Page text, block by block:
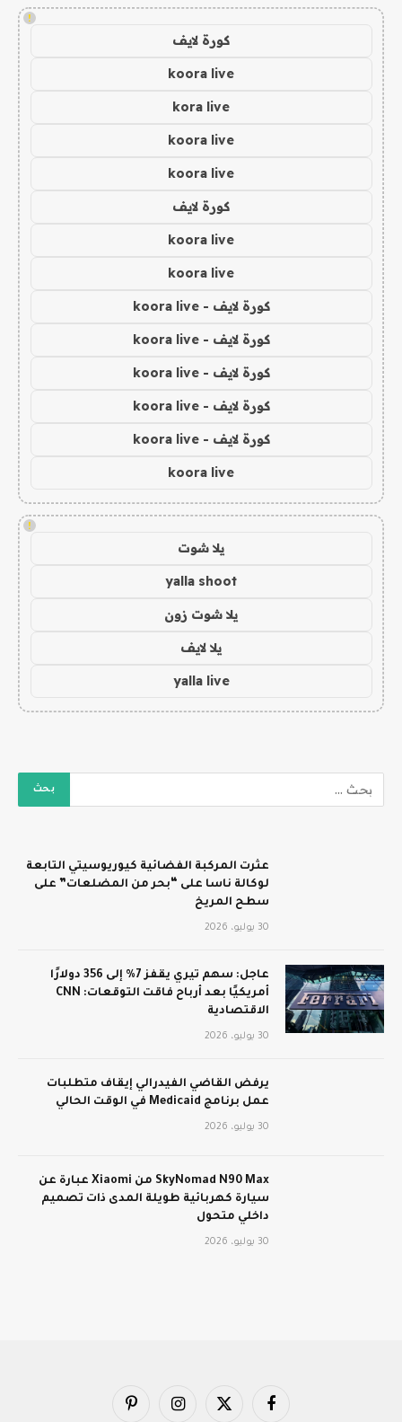
!
كورة لايف
koora live
kora live
koora live
koora live
كورة لايف
koora live
koora live
كورة لايف - koora live
كورة لايف - koora live
كورة لايف - koora live
كورة لايف - koora live
كورة لايف - koora live
koora live
!
يلا شوت
yalla shoot
يلا شوت زون
يلا لايف
yalla live
عثرت المركبة الفضائية كيوريوسيتي التابعة
لوكالة ناسا على “بحر من المضلعات” على
سطح المريخ
30 يوليو، 2026
عاجل: سهم تيري يقفز 7% إلى 356 دولارًا
أمريكيًا بعد أرباح فاقت التوقعات: CNN
الاقتصادية
30 يوليو، 2026
يرفض القاضي الفيدرالي إيقاف متطلبات
عمل برنامج Medicaid في الوقت الحالي
30 يوليو، 2026
SkyNomad N90 Max من Xiaomi عبارة عن
سيارة كهربائية طويلة المدى ذات تصميم
داخلي متحول
30 يوليو، 2026
فيسبوك X
الانستغرامبينتيريست